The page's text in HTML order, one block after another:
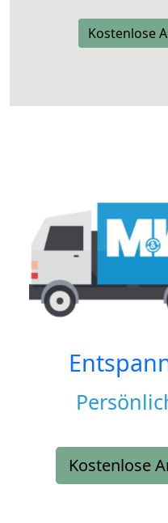
Kostenlose
Kostenlose